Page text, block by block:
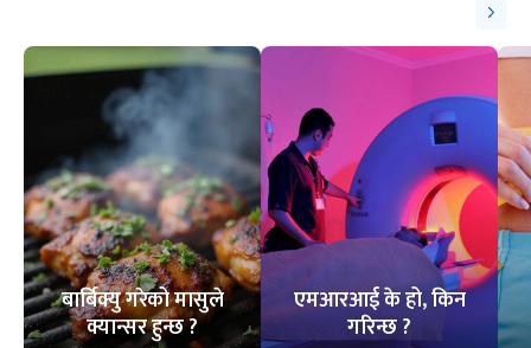
बार्बिक्यु गरेको मासुले
क्यान्सर हुन्छ ?
एमआरआई के हो, किन
गरिन्छ ?